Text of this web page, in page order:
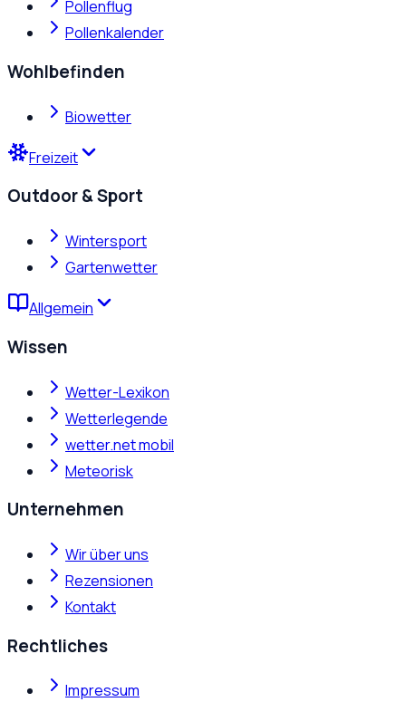
Pollenflug
Pollenkalender
Wohlbefinden
Biowetter
Freizeit
Outdoor & Sport
Wintersport
Gartenwetter
Allgemein
Wissen
Wetter-Lexikon
Wetterlegende
wetter.net mobil
Meteorisk
Unternehmen
Wir über uns
Rezensionen
Kontakt
Rechtliches
Impressum